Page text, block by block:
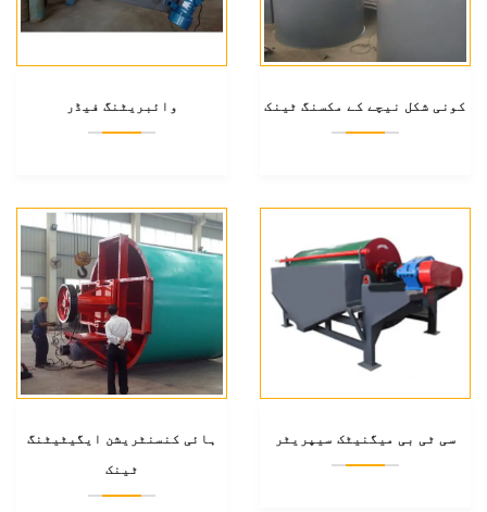
وائبریٹنگ فیڈر کونی شکل نیچے کے مکسنگ ٹینک
ہائی کنسنٹریشن ایگیٹیٹنگ
ٹینک
سی ٹی بی میگنیٹک سیپریٹر